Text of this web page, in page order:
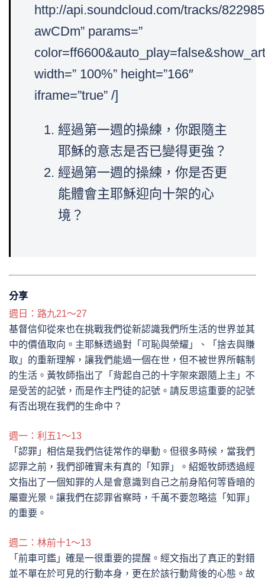
http://api.soundcloud.com/tracks/
awCDm” params=”
width=” 100%” height=”166″
iframe=”true” /]
經過第一週的操練，你跟隨主
耶穌的意志是否已變得更強？
經過第一週的操練，你是否更
能體會主耶穌迎向十架的心
境？
分享
週日：路九21～27
基督信仰從來也在挑戰我們從新認識我們所生活的世界並其
中的價值取向。主耶穌透過對「可恥與榮耀」、「捨去與賺
取」的重新理解，讓我們能過一個在世，但不被世界所轄制
的生活。黃牧師指出了「背起自己的十字架來跟隨上主」不
是受苦的記號，而是作主門徒的記號。請反思這重要的記號
有否出現在我們的生命中？
週一：利五1～13
「認罪」相信是我們信徒常作的舉動。但很多時候，當我們
認罪之前，我們卻確實未有真的「知罪」。紹姬牧師透過經
文指出了一個知罪的人是會意識到自己之前身陷何等昏暗的
屬靈光景。讓我們在認罪省察時，千萬不要忽略這「知罪」
的重要。
週二：林前十1～13
「前車可鑑」確是一很重要的提醒。經文指出了真正的對錯
並不單在於可見的行動本身，更在於該行動背後的心態。故